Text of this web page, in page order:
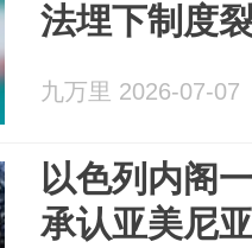
法埋下制度
九万里 2026-07-07
以色列内阁
承认亚美尼